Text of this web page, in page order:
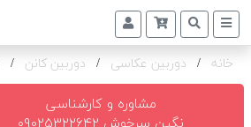
دوربین
و
خانه / دوربین عکاسی / دوربین کانن /
مشاوره و کارشناسی